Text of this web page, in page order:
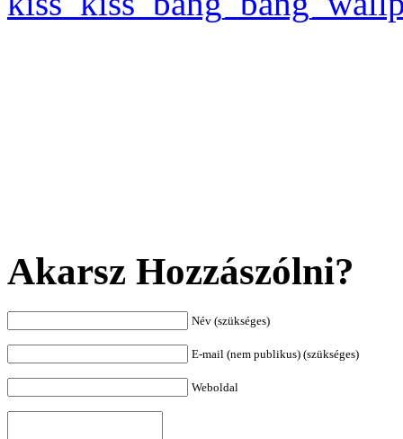
Akarsz Hozzászólni?
Név (szükséges)
E-mail (nem publikus) (szükséges)
Weboldal